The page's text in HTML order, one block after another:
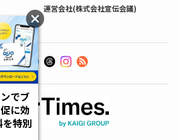
運営会社(株式会社宣伝会議)
いて
でブ
に効
を特別